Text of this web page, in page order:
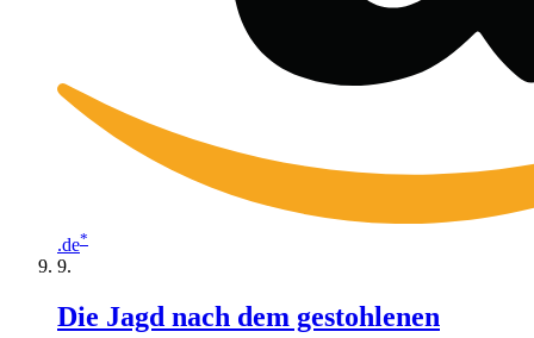
.de*
Die Jagd nach dem gestohlenen